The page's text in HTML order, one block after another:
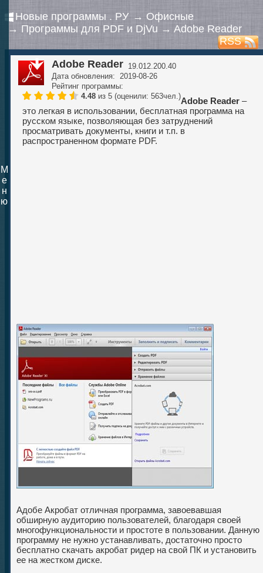
Новые программы . РУ → Офисные
→ Программы для PDF и DjVu → Adobe Reader
RSS
Adobe Reader 19.012.200.40
Дата обновления: 2019-08-26
Рейтинг программы:
4.48 из 5 (оценили: 563чел.)Adobe Reader –
это легкая в использовании, бесплатная программа на
русском языке, позволяющая без затруднений
просматривать документы, книги и т.п. в
распространенном формате PDF.
Адобе Акробат отличная программа, завоевавшая
обширную аудиторию пользователей, благодаря своей
многофункциональности и простоте в пользовании. Данную
программу не нужно устанавливать, достаточно просто
бесплатно скачать акробат ридер на свой ПК и установить
ее на жестком диске.
М
е
н
ю